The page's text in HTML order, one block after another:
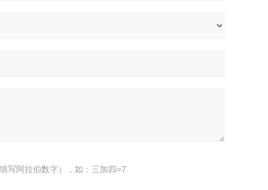
写阿拉伯数字），如：三加四=7